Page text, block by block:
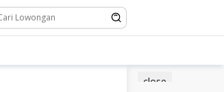
close